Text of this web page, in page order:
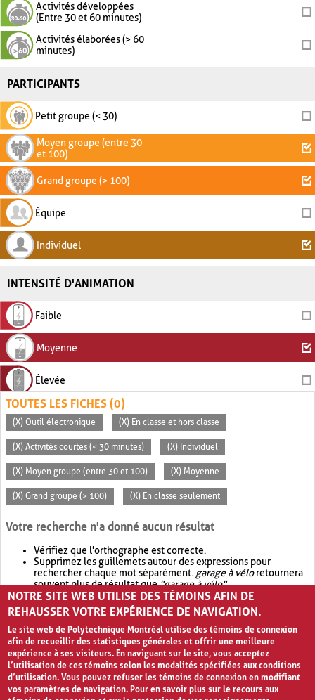
Activités développées
(Entre 30 et 60 minutes)
Activités élaborées (> 60
minutes)
PARTICIPANTS
Petit groupe (< 30)
Moyen groupe (entre 30
et 100)
Grand groupe (> 100)
Équipe
Individuel
INTENSITÉ D'ANIMATION
Faible
Moyenne
Élevée
TOUTES LES FICHES (0)
(X) Outil électronique (X) En classe et hors classe
(X) Activités courtes (< 30 minutes) (X) Individuel
(X) Moyen groupe (entre 30 et 100) (X) Moyenne
(X) Grand groupe (> 100) (X) En classe seulement
Votre recherche n'a donné aucun résultat
Vérifiez que l'orthographe est correcte.
Supprimez les guillemets autour des expressions pour
rechercher chaque mot séparément. garage à véloretournera
souvent plus de résultat que"garage à vélo".
Envisagez d'élargir votre recherche avec OR.garage OR vélo
retournera souvent plus de résultat quegarage à vélo
NOTRE SITE WEB UTILISE DES TÉMOINS AFIN DE
REHAUSSER VOTRE EXPÉRIENCE DE NAVIGATION.
Le site web de Polytechnique Montréal utilise des témoins de connexion
afin de recueillir des statistiques générales et offrir une meilleure
expérience à ses visiteurs. En naviguant sur le site, vous acceptez
l’utilisation de ces témoins selon les modalités spécifiées aux conditions
d’utilisation. Vous pouvez refuser les témoins de connexion en modifiant
vos paramètres de navigation. Pour en savoir plus sur le recours aux